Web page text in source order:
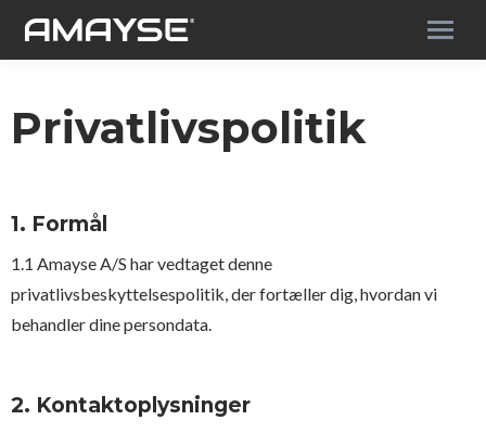
Privatlivspolitik
1. Formål
1.1 Amayse A/S har vedtaget denne
privatlivsbeskyttelsespolitik, der fortæller dig, hvordan vi
behandler dine persondata.
2. Kontaktoplysninger